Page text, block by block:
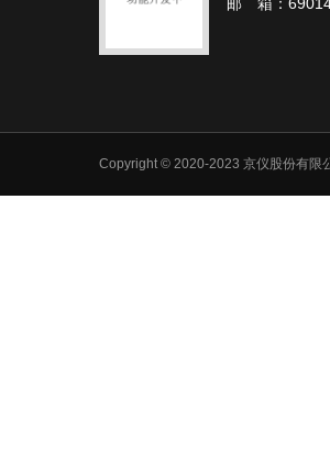
Copyright © 2020-2023 京仪股份有